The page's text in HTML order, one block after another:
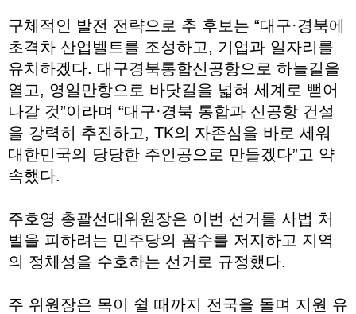
구체적인 발전 전략으로 추 후보는 “대구·경북에
초격차 산업벨트를 조성하고, 기업과 일자리를
유치하겠다. 대구경북통합신공항으로 하늘길을
열고, 영일만항으로 바닷길을 넓혀 세계로 뻗어
나갈 것”이라며 “대구·경북 통합과 신공항 건설
을 강력히 추진하고, TK의 자존심을 바로 세워
대한민국의 당당한 주인공으로 만들겠다”고 약
속했다.
주호영 총괄선대위원장은 이번 선거를 사법 처
벌을 피하려는 민주당의 꼼수를 저지하고 지역
의 정체성을 수호하는 선거로 규정했다.
주 위원장은 목이 쉴 때까지 전국을 돌며 지원 유